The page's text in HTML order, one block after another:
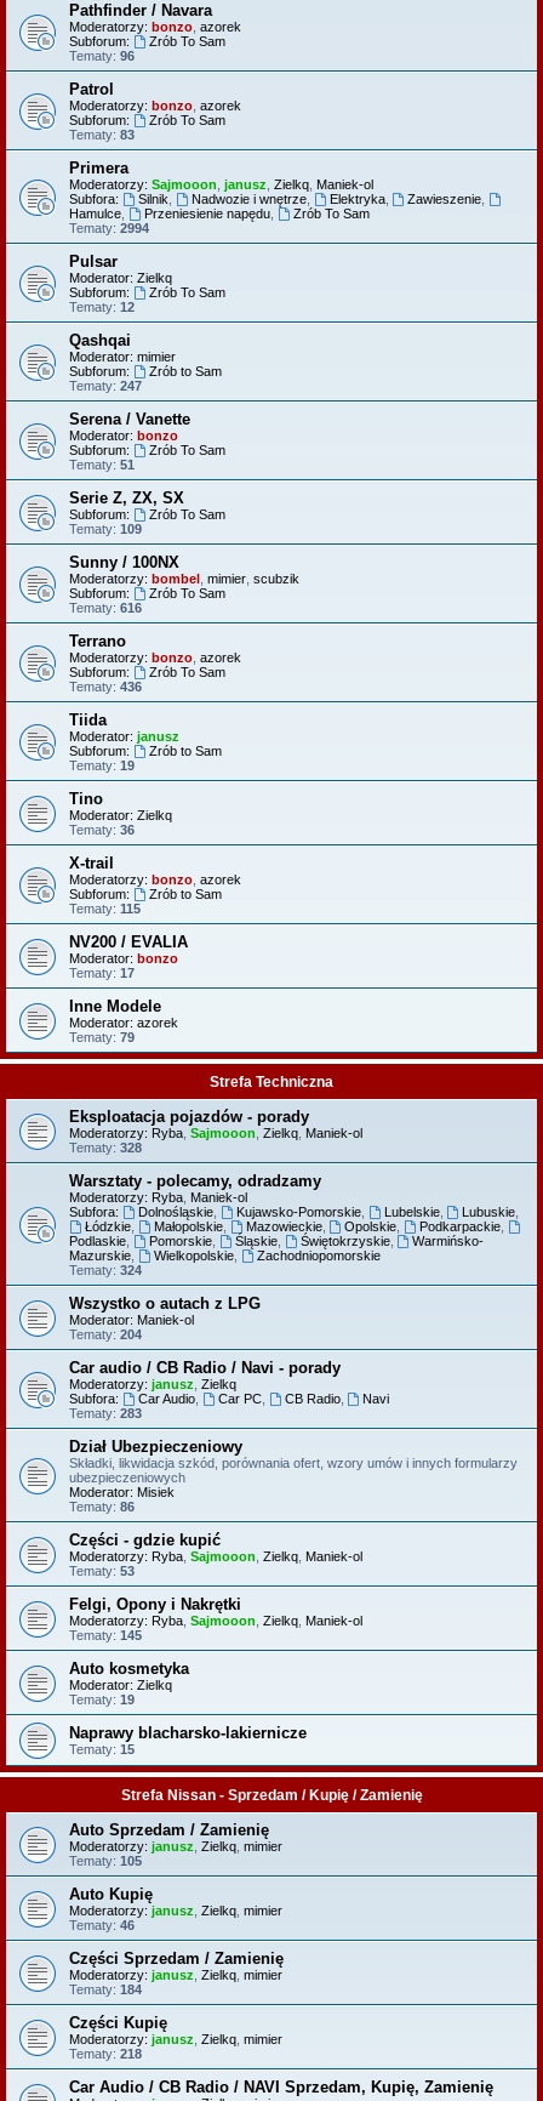
Pathfinder / Navara
Moderatorzy: bonzo azorek
Subforum:
Zrób To Sam
Tematy: 96
Patrol
Moderatorzy: bonzo azorek
Subforum:
Zrób To Sam
Tematy: 83
Primera
Moderatorzy: Sajmooon janusz Zielkq Maniek-ol
Subfora:
Silnik Nadwozie i wnętrze, Elektryka, Zawieszenie
Hamulce
Przeniesienie napędu,
Zrób To Sam
Tematy: 2994
Pulsar
Moderator: Zielkq
Subforum:
Zrób To Sam
Tematy: 12
Qashqai
Moderator: mimier
Subforum:
Zrób to Sam
Tematy: 247
Serena / Vanette
Moderator: bonzo
Subforum:
Zrób To Sam
Tematy: 51
Serie Z, ZX, SX
Subforum:
Zrób To Sam
Tematy: 109
Sunny / 100NX
Moderatorzy: bombel mimier scubzik
Subforum:
Zrób To Sam
Tematy: 616
Terrano
Moderatorzy: bonzo azorek
Subforum:
Zrób To Sam
Tematy: 436
Tiida
Moderator: janusz
Subforum:
Zrób to Sam
Tematy: 19
Tino
Moderator: Zielkq
Tematy: 36
X-trail
Moderatorzy: bonzo azorek
Subforum:
Zrób to Sam
Tematy: 115
NV200 / EVALIA
Moderator: bonzo
Tematy: 17
Inne Modele
Moderator: azorek
Tematy: 79
Strefa Techniczna
Eksploatacja pojazdów - porady
Moderatorzy: Ryba Sajmooon Zielkq Maniek-ol
Tematy: 328
Warsztaty - polecamy, odradzamy
Moderatorzy: Ryba Maniek-ol
Subfora:
Dolnośląskie, Kujawsko-Pomorskie, Lubelskie, Lubuskie
Łódzkie, Małopolskie, Mazowieckie, Opolskie Podkarpackie
Podlaskie
Pomorskie, Śląskie, Świętokrzyskie,
Warmińsko-
Mazurskie
Wielkopolskie,
Zachodniopomorskie
Tematy: 324
Wszystko o autach z LPG
Moderator: Maniek-ol
Tematy: 204
Car audio / CB Radio / Navi - porady
Moderatorzy: janusz Zielkq
Subfora:
Car Audio, Car PC, CB Radio,
Navi
Tematy: 283
Dział Ubezpieczeniowy
Składki, likwidacja szkód, porównania ofert, wzory umów i innych formularzy
ubezpieczeniowych
Moderator: Misiek
Tematy: 86
Części - gdzie kupić
Moderatorzy: Ryba Sajmooon Zielkq Maniek-ol
Tematy: 53
Felgi, Opony i Nakrętki
Moderatorzy: Ryba Sajmooon Zielkq Maniek-ol
Tematy: 145
Auto kosmetyka
Moderator: Zielkq
Tematy: 19
Naprawy blacharsko-lakiernicze
Tematy: 15
Strefa Nissan - Sprzedam / Kupię / Zamienię
Auto Sprzedam / Zamienię
Moderatorzy: janusz Zielkq mimier
Tematy: 105
Auto Kupię
Moderatorzy: janusz Zielkq mimier
Tematy: 46
Części Sprzedam / Zamienię
Moderatorzy: janusz Zielkq mimier
Tematy: 184
Części Kupię
Moderatorzy: janusz Zielkq mimier
Tematy: 218
Car Audio / CB Radio / NAVI Sprzedam, Kupię, Zamienię